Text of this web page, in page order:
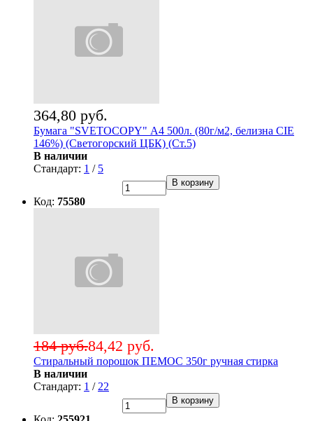
364,80 руб.
Бумага "SVETOCOPY" А4 500л. (80г/м2, белизна CIE
146%) (Светогорский ЦБК) (Ст.5)
В наличии
Стандарт: 1 / 5
В корзину
Код: 75580
84,42 руб.
184 руб.
Стиральный порошок ПЕМОС 350г ручная стирка
В наличии
Стандарт: 1 /22
В корзину